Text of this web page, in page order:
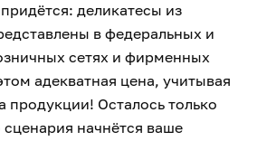
деликатесы из
в федеральных и
сетях и фирменных
адекватная цена, учитывая
продукции! Осталось только
сценария начнётся ваше